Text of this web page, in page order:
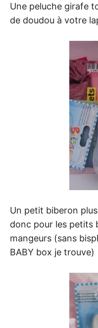
Une peluche girafe
de doudou à votre
Un petit biberon
donc pour les petits
mangeurs (sans
BABY box je trouve)